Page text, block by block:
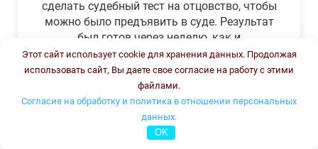
сделать судебный тест на отцовство, чтобы
можно было предъявить в суде. Результат
был готов через неделю, как и
обещали.Теперь муж бегает и извиняется.
Этот сайт использует cookie для хранения данных. Продолжая
использовать сайт, Вы даете свое согласие на работу с этими
файлами.
Согласие на обработку и политика в отношении персональных
данных.
OK